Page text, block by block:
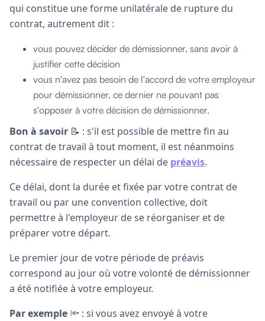
qui constitue une forme unilatérale de rupture du
contrat, autrement dit :
vous pouvez décider de démissionner, sans avoir à
justifier cette décision
vous n'avez pas besoin de l'accord de votre employeur
pour démissionner, ce dernier ne pouvant pas
s'opposer à votre décision de démissionner.
Bon à savoir 📝 : s'il est possible de mettre fin au
contrat de travail à tout moment, il est néanmoins
nécessaire de respecter un délai de préavis.
Ce délai, dont la durée et fixée par votre contrat de
travail ou par une convention collective, doit
permettre à l'employeur de se réorganiser et de
préparer votre départ.
Le premier jour de votre période de préavis
correspond au jour où votre volonté de démissionner
a été notifiée à votre employeur.
Par exemple 🔦 : si vous avez envoyé à votre